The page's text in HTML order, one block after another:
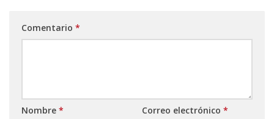
Comentario *
Nombre * Correo electrónico *